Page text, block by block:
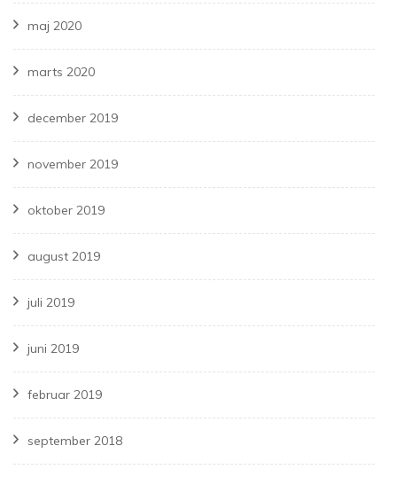
maj 2020
marts 2020
december 2019
november 2019
oktober 2019
august 2019
juli 2019
juni 2019
februar 2019
september 2018